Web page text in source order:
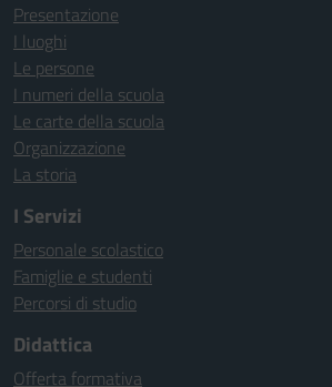
Presentazione
I luoghi
Le persone
I numeri della scuola
Le carte della scuola
Organizzazione
La storia
I Servizi
Personale scolastico
Famiglie e studenti
Percorsi di studio
Didattica
Offerta formativa